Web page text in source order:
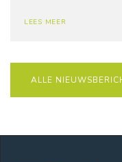
LEES MEER
ALLE